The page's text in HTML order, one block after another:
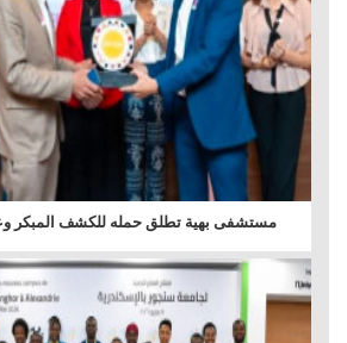
مستشفى بهية تطلق حمله للكشف المبكر